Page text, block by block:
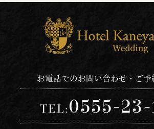
お電話でのお問い合わせ・ご予
TEL:0555-23-